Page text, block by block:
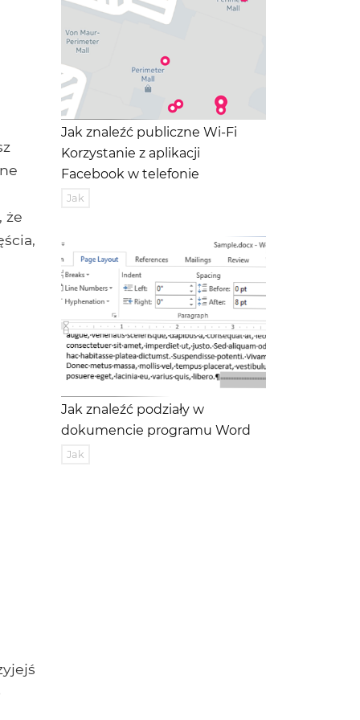
że
Jak znaleźć publiczne Wi-Fi
Korzystanie z aplikacji
Facebook w telefonie
Jak
Jak znaleźć podziały w
dokumencie programu Word
Jak